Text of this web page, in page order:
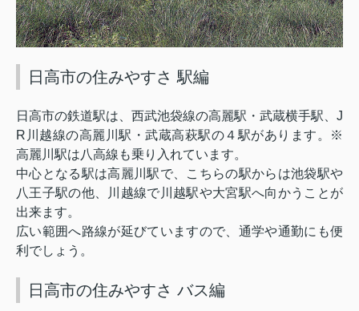
日高市の住みやすさ 駅編
日高市の鉄道駅は、西武池袋線の高麗駅・武蔵横手駅、 J
R 川越線の高麗川駅・武蔵高萩駅の４駅があります。※
高麗川駅は八高線も乗り入れています。
中心となる駅は高麗川駅で、こちらの駅からは池袋駅や
八王子駅の他、川越線で川越駅や大宮駅へ向かうことが
出来ます。
広い範囲へ路線が延びていますので、通学や通勤にも便
利でしょう。
日高市の住みやすさ バス編